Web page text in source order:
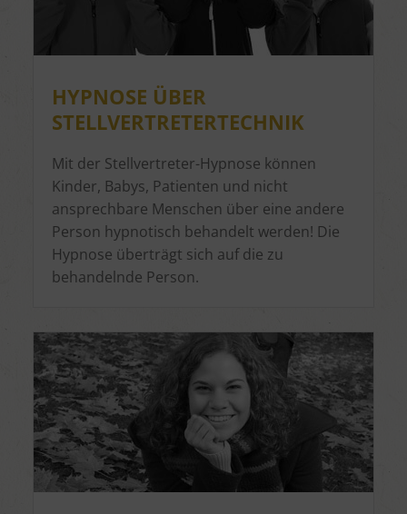
HYPNOSE ÜBER
STELLVERTRETERTECHNIK
Mit der Stellvertreter-Hypnose können
Kinder, Babys, Patienten und nicht
ansprechbare Menschen über eine andere
Person hypnotisch behandelt werden! Die
Hypnose überträgt sich auf die zu
behandelnde Person.